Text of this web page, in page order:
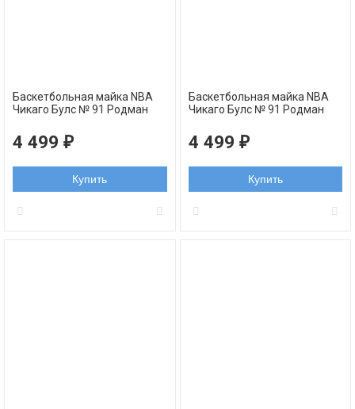
Баскетбольная майка NBA
Чикаго Булс № 91 Родман
RETRO
4 499 ₽
Купить
Баскетбольная майка NBA
Чикаго Булс № 91 Родман
RETRO
4 499 ₽
Купить